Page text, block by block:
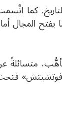
كما
يفتح المجال
متسائلةً
«فوتشيتش»